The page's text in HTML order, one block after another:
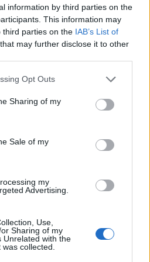
information by third parties on the
This information may
third parties on the IAB’s List of
that may further disclose it to other
app uses one or more Google
behaviour. You may click to
and its third-party tags to
purposes in below Google
Opt Outs
Sharing of my
Sale of my
my
Advertising.
Use,
Sharing of my
Unrelated with the
collected.
η εκπομπή της ΕΡΤ
day» στο δυναμικό κοινό
παρέα της δεν χάνουν εύκολα την
καμιά φορά συμβαίνει και αυτό!